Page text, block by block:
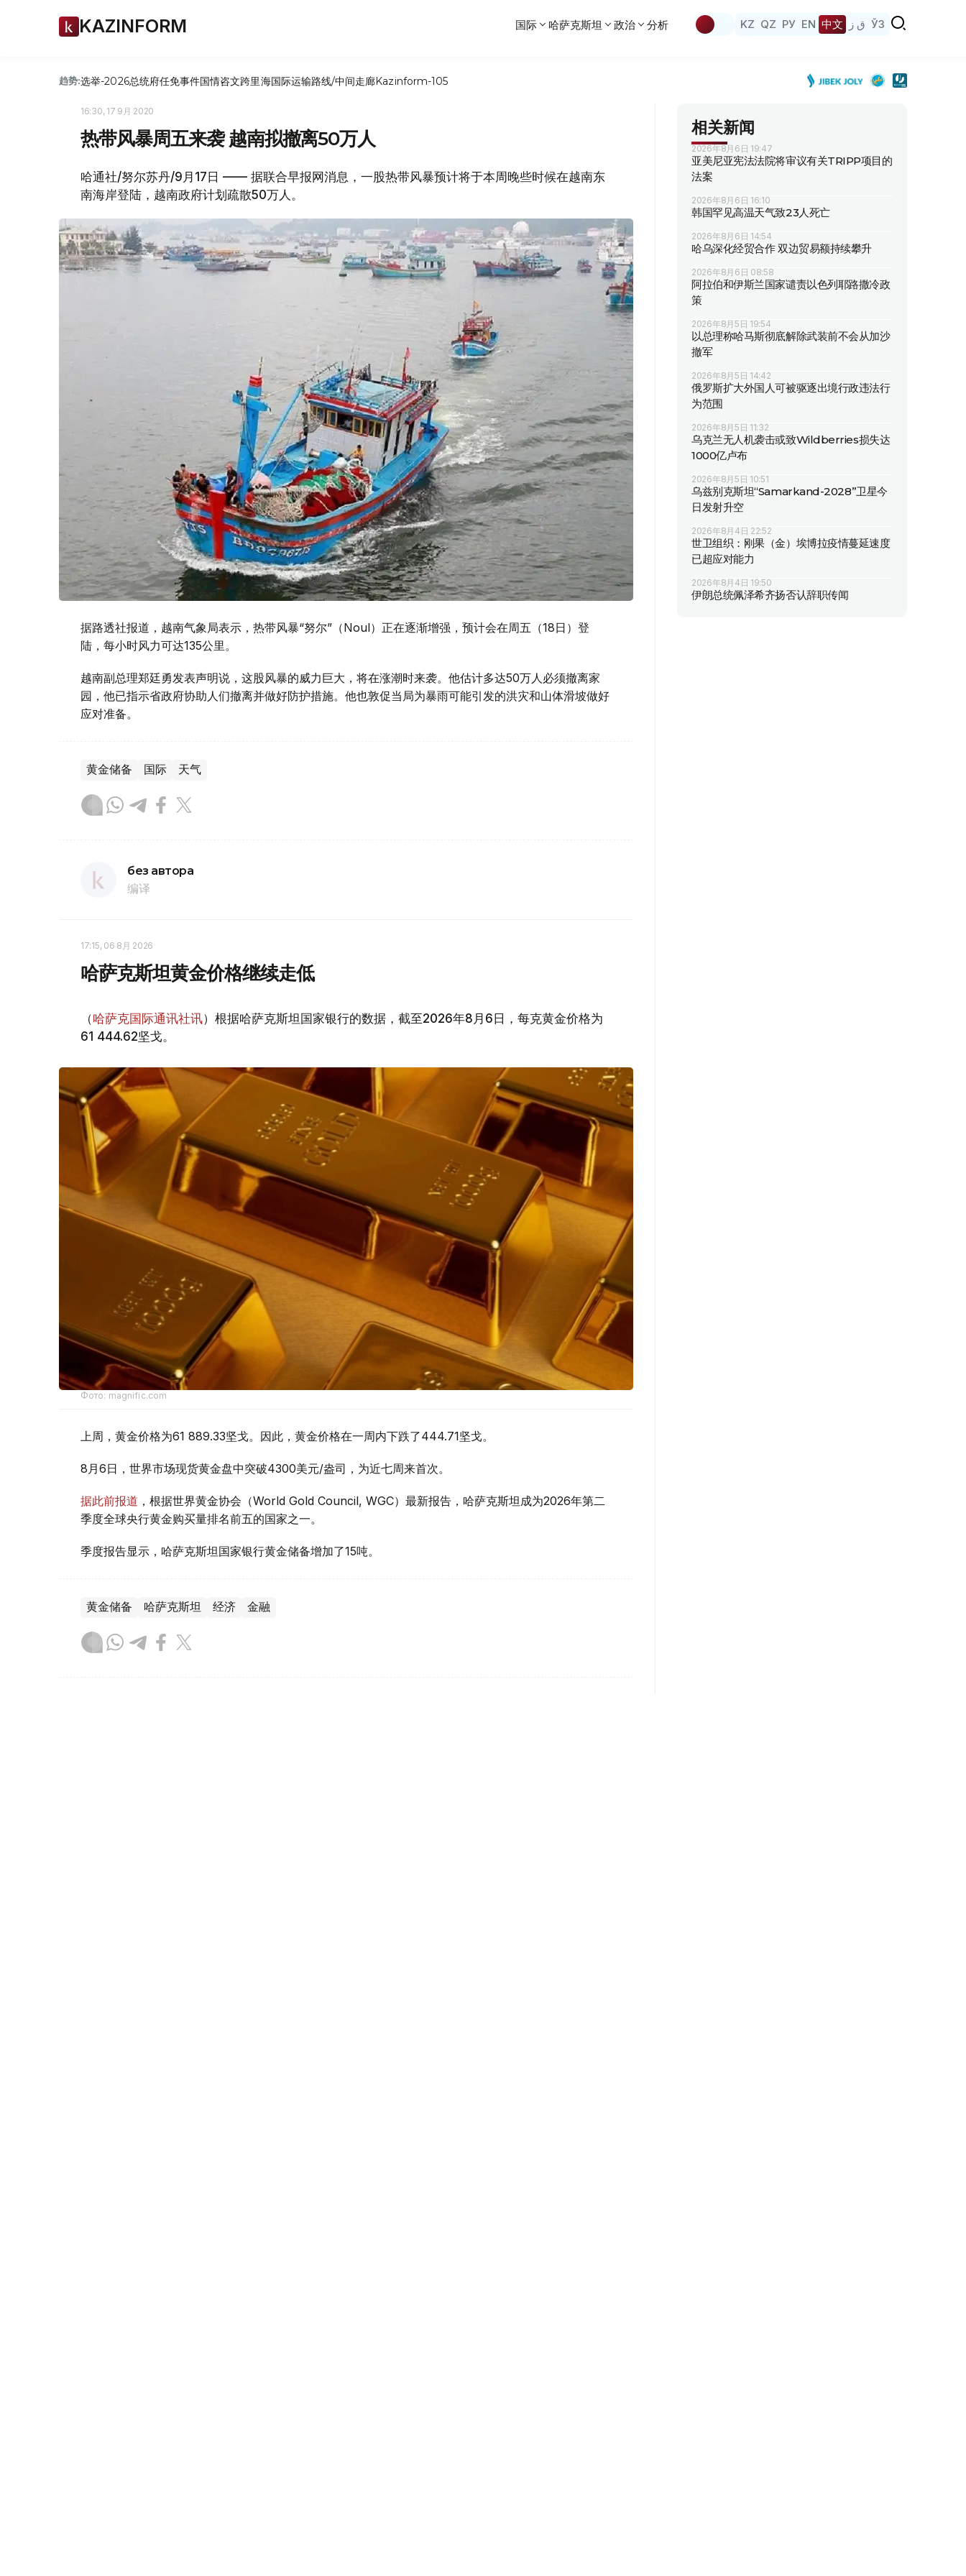
KAZINFORM 国际 哈萨克斯坦 政治 分析 KZ QZ РУ EN 中文 ق ز ЎЗ
趋势:选举-2026总统府任免事件国情咨文跨里海国际运输路线/中间走廊Kazinform-105
16:30, 17 9月 2020
热带风暴周五来袭 越南拟撤离50万人
哈通社/努尔苏丹/9月17日 —— 据联合早报网消息，一股热带风暴预计将于本周晚些时候在越南东
南海岸登陆，越南政府计划疏散50万人。
据路透社报道，越南气象局表示，热带风暴“努尔”（Noul）正在逐渐增强，预计会在周五（18日）登
陆，每小时风力可达135公里。
越南副总理郑廷勇发表声明说，这股风暴的威力巨大，将在涨潮时来袭。他估计多达50万人必须撤离家
园，他已指示省政府协助人们撤离并做好防护措施。他也敦促当局为暴雨可能引发的洪灾和山体滑坡做好
应对准备。
黄金储备 国际 天气
без автора
编译
17:15, 06 8月 2026
哈萨克斯坦黄金价格继续走低
（哈萨克国际通讯社讯）根据哈萨克斯坦国家银行的数据，截至2026年8月6日，每克黄金价格为
61 444.62坚戈。
Фото: magnific.com
上周，黄金价格为61 889.33坚戈。因此，黄金价格在一周内下跌了444.71坚戈。
8月6日，世界市场现货黄金盘中突破4300美元/盎司，为近七周来首次。
据此前报道 ，根据世界黄金协会（World Gold Council, WGC）最新报告，哈萨克斯坦成为2026年第二
季度全球央行黄金购买量排名前五的国家之一。
季度报告显示，哈萨克斯坦国家银行黄金储备增加了15吨。
黄金储备 哈萨克斯坦 经济 金融
相关新闻
2026年8月6日 19:47
亚美尼亚宪法法院将审议有关TRIPP项目的
法案
2026年8月6日 16:10
韩国罕见高温天气致23人死亡
2026年8月6日 14:54
哈乌深化经贸合作 双边贸易额持续攀升
2026年8月6日 08:58
阿拉伯和伊斯兰国家谴责以色列耶路撒冷政
策
2026年8月5日 19:54
以总理称哈马斯彻底解除武装前不会从加沙
撤军
2026年8月5日 14:42
俄罗斯扩大外国人可被驱逐出境行政违法行
为范围
2026年8月5日 11:32
乌克兰无人机袭击或致Wildberries损失达
1000亿卢布
2026年8月5日 10:51
乌兹别克斯坦“Samarkand-2028”卫星今
日发射升空
2026年8月4日 22:52
世卫组织：刚果（金）埃博拉疫情蔓延速度
已超应对能力
2026年8月4日 19:50
伊朗总统佩泽希齐扬否认辞职传闻